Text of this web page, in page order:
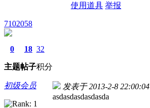
使用道具 举报
7102058
0
主题
18
帖子
32
积分
初级会员 发表于 2013-2-8 22:00:04
asdasdasdasdasda